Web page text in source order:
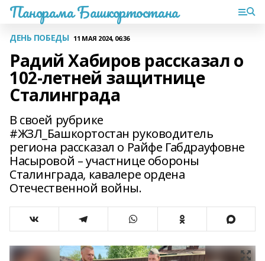
Панорама Башкортостана
ДЕНЬ ПОБЕДЫ 11 МАЯ 2024, 06:36
Радий Хабиров рассказал о
102-летней защитнице
Сталинграда
В своей рубрике
#ЖЗЛ_Башкортостан руководитель
региона рассказал о Райфе Габдрауфовне
Насыровой – участнице обороны
Сталинграда, кавалере ордена
Отечественной войны.